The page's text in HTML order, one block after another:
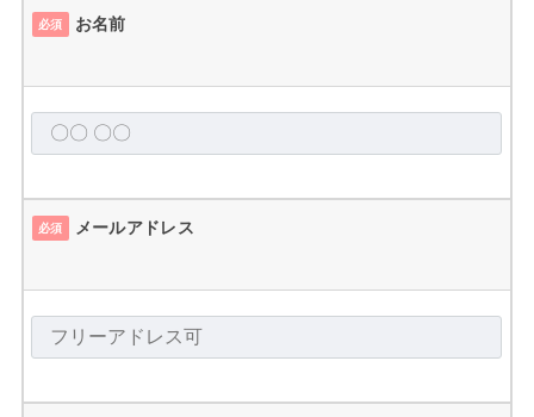
必須 お名前
必須 メールアドレス